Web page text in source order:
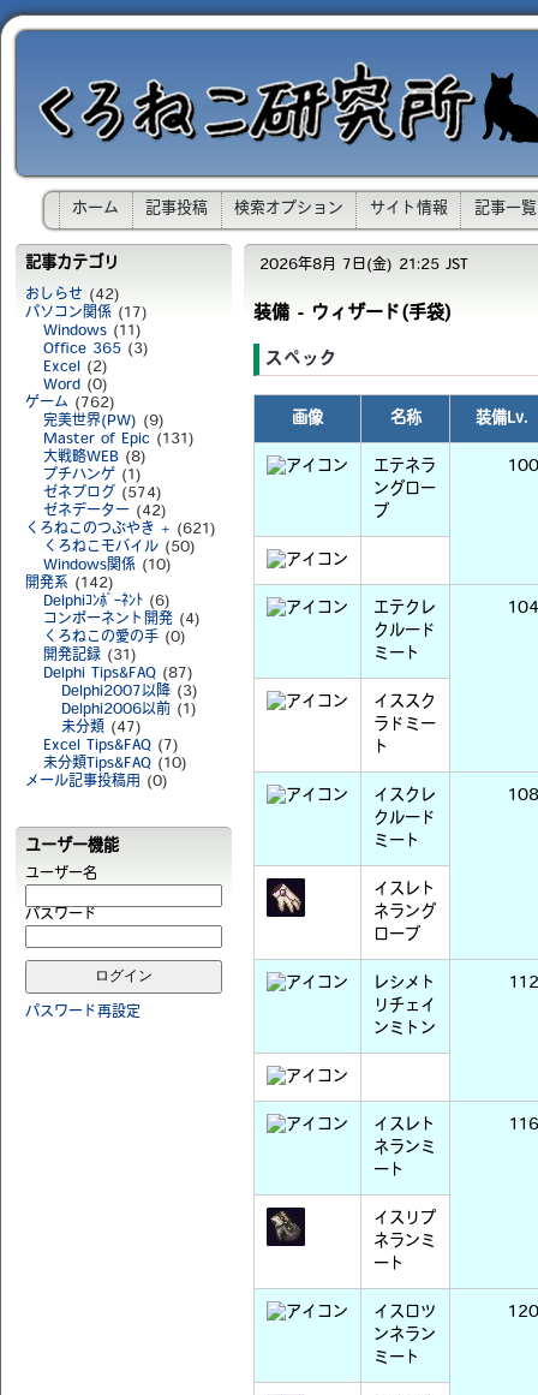
ホーム 記事投稿 検索オプション サイト情報 記事一覧
記事カテゴリ
おしらせ (42)
パソコン関係 (17)
Windows (11)
Office 365 (3)
Excel (2)
Word (0)
ゲーム (762)
完美世界(PW) (9)
Master of Epic (131)
大戦略WEB (8)
プチハンゲ (1)
ゼネブログ
(574)
ゼネデーター (42)
くろねこのつぶやき + (621)
くろねこモバイル (50)
Windows関係 (10)
開発系 (142)
Delphiｺﾝﾎﾟｰﾈﾝﾄ (6)
コンポーネント開発 (4)
くろねこの愛の手 (0)
開発記録 (31)
Delphi Tips&FAQ (87)
Delphi2007以降 (3)
Delphi2006以前 (1)
未分類 (47)
Excel Tips&FAQ (7)
未分類Tips&FAQ (10)
メール記事投稿用
(0)
ユーザー機能
ユーザー名
パスワード
パスワード再設定
2026年8月 7日(金) 21:25 JST
装備 - ウィザード(手袋)
スペック
画像 名称 装備Lv.
エテネラ
ングロー
ブ
100
エテクレ
クルード
ミート
104
イススク
ラドミー
ト
イスクレ
クルード
ミート
108
イスレト
ネラング
ローブ
レシメト
リチェイ
ンミトン
112
イスレト
ネランミ
ート
116
イスリプ
ネランミ
ート
イスロツ
ンネラン
ミート
120